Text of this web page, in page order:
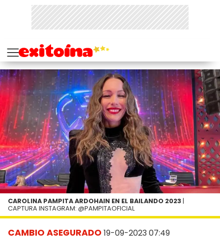
CAMBIO ASEGURADO 19-09-2023 07:49
CAROLINA PAMPITA ARDOHAIN EN EL BAILANDO 2023 |
CAPTURA INSTAGRAM: @PAMPITAOFICIAL